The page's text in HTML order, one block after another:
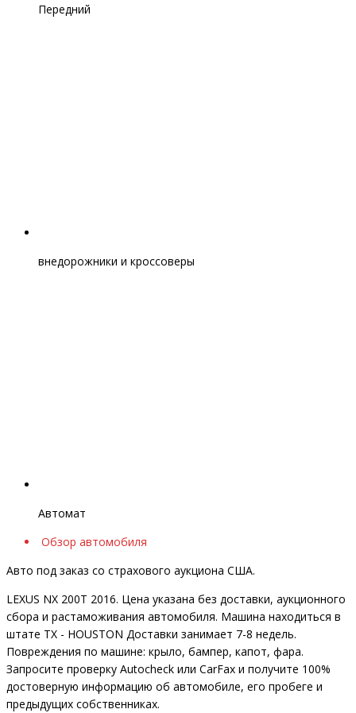
Передний
внедорожники и кроссоверы
Автомат
Обзор автомобиля
Авто под заказ со страхового аукциона США.
LEXUS NX 200T 2016. Цена указана без доставки, аукционного
сбора и растаможивания автомобиля. Машина находиться в
штате TX - HOUSTON Доставки занимает 7-8 недель.
Повреждения по машине: крыло, бампер, капот, фара.
Запросите проверку Autocheck или CarFax и получите 100%
достоверную информацию об автомобиле, его пробеге и
предыдущих собственниках.